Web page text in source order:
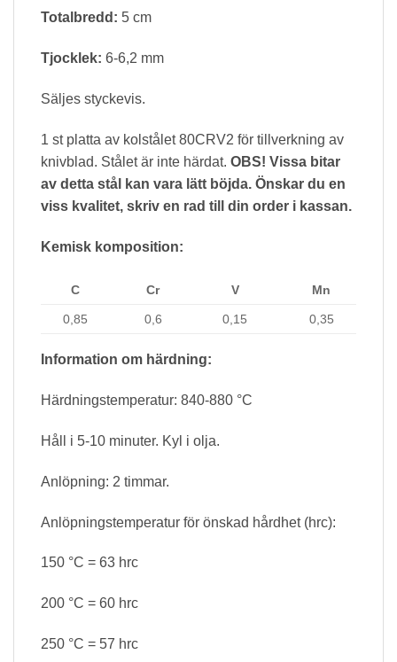
Totalbredd: 5 cm
Tjocklek: 6-6,2 mm
Säljes styckevis.
1 st platta av kolstålet 80CRV2 för tillverkning av
knivblad. Stålet är inte härdat. OBS! Vissa bitar
av detta stål kan vara lätt böjda. Önskar du en
viss kvalitet, skriv en rad till din order i kassan.
Kemisk komposition:
C Cr V Mn
0,85 0,6 0,15 0,35
Information om härdning:
Härdningstemperatur: 840-880 °C
Håll i 5-10 minuter. Kyl i olja.
Anlöpning: 2 timmar.
Anlöpningstemperatur för önskad hårdhet (hrc):
150 °C = 63 hrc
200 °C = 60 hrc
250 °C = 57 hrc